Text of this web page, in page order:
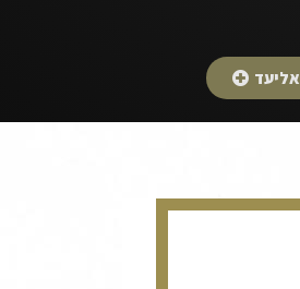
אליעד